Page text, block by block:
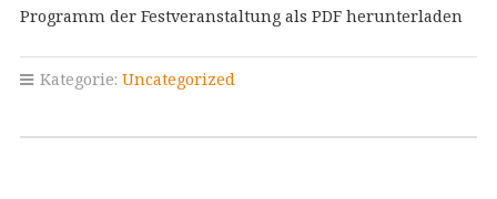
Programm der Festveranstaltung als PDF herunterladen
Kategorie: Uncategorized